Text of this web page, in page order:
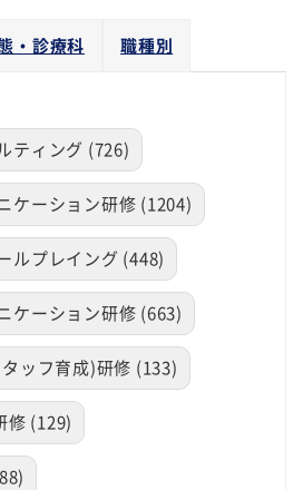
・診療科 職種別
ティング (726)
ケーション研修 (1204)
ルプレイング (448)
ケーション研修 (663)
ッフ育成)研修 (133)
修 (129)